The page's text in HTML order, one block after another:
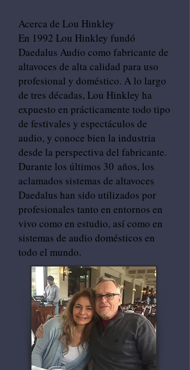
Acerca de Lou Hinkley
En 1992 Lou Hinkley fundó
Daedalus Audio como fabricante de
altavoces de alta calidad para uso
profesional y doméstico. A lo largo
de tres décadas, Lou Hinkley ha
expuesto en prácticamente todo tipo
de festivales y espectáculos de
audio, y conoce bien la industria
desde la perspectiva del fabricante.
Durante los últimos 30 años, los
aclamados sistemas de altavoces
Daedalus han sido utilizados por
profesionales tanto en entornos en
vivo como en estudio, así como en
sistemas de audio domésticos en
todo el mundo.